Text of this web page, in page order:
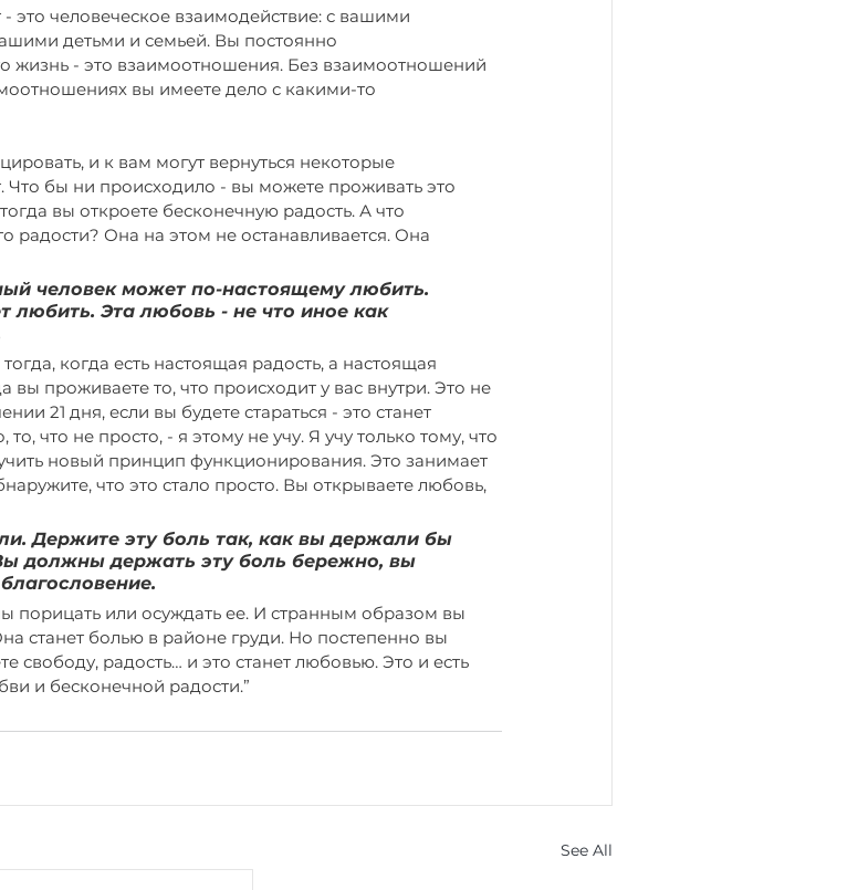
это человеческое взаимодействие: с вашими
детьми и семьей. Вы постоянно
жизнь - это взаимоотношения. Без взаимоотношений
вы имеете дело с какими-то
и к вам могут вернуться некоторые
Что бы ни происходило - вы можете проживать это
вы откроете бесконечную радость. А что
радости? Она на этом не останавливается. Она
человек может по-настоящему любить.
любить. Эта любовь - не что иное как
когда есть настоящая радость, а настоящая
вы проживаете то, что происходит у вас внутри. Это не
21 дня, если вы будете стараться - это станет
то, что не просто, - я этому не учу. Я учу только тому, что
новый принцип функционирования. Это занимает
что это стало просто. Вы открываете любовь,
Держите эту боль так, как вы держали бы
должны держать эту боль бережно, вы
порицать или осуждать ее. И странным образом вы
станет болью в районе груди. Но постепенно вы
свободу, радость… и это станет любовью. Это и есть
и бесконечной радости.”
See All